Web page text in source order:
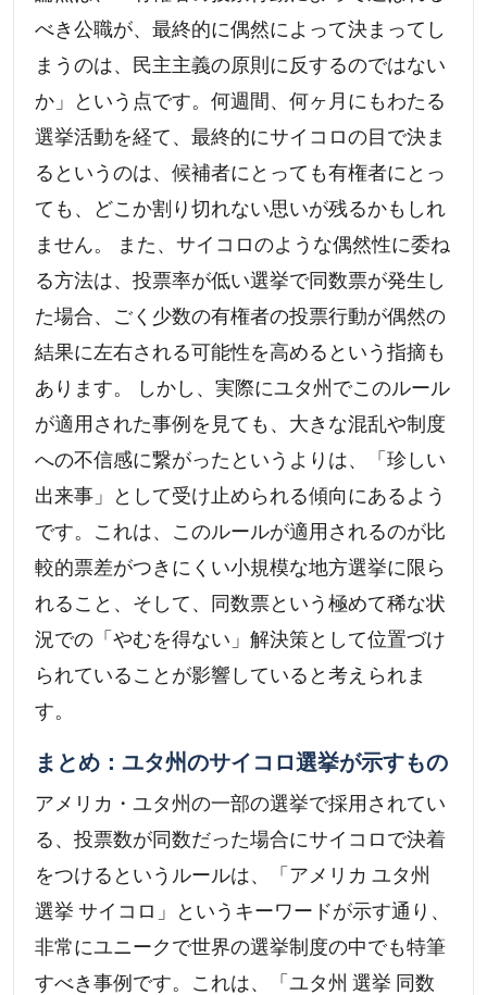
べき公職が、最終的に偶然によって決まってし
まうのは、民主主義の原則に反するのではない
か」という点です。何週間、何ヶ月にもわたる
選挙活動を経て、最終的にサイコロの目で決ま
るというのは、候補者にとっても有権者にとっ
ても、どこか割り切れない思いが残るかもしれ
ません。 また、サイコロのような偶然性に委ね
る方法は、投票率が低い選挙で同数票が発生し
た場合、ごく少数の有権者の投票行動が偶然の
結果に左右される可能性を高めるという指摘も
あります。 しかし、実際にユタ州でこのルール
が適用された事例を見ても、大きな混乱や制度
への不信感に繋がったというよりは、「珍しい
出来事」として受け止められる傾向にあるよう
です。これは、このルールが適用されるのが比
較的票差がつきにくい小規模な地方選挙に限ら
れること、そして、同数票という極めて稀な状
況での「やむを得ない」解決策として位置づけ
られていることが影響していると考えられま
す。
まとめ：ユタ州のサイコロ選挙が示すもの
アメリカ・ユタ州の一部の選挙で採用されてい
る、投票数が同数だった場合にサイコロで決着
をつけるというルールは、「アメリカ ユタ州
選挙 サイコロ」というキーワードが示す通り、
非常にユニークで世界の選挙制度の中でも特筆
すべき事例です。これは、「ユタ州 選挙 同数